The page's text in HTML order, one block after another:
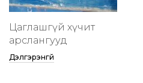
Цаглашгүй хүчит
арслангууд
Дэлгэрэнгүй